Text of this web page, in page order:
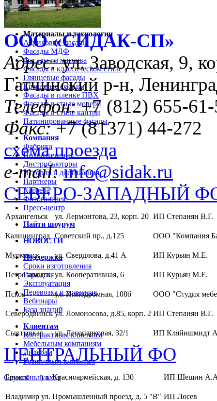
Гид по декорам
Материалы и технологии
Акриловые фасады
Фасады МДФ
Фасады из массива
Фасады в классическом стиле
Глянцевые фасады
Крашеные фасады
Фасады в пленке ПВХ
Фасады в стиле модерн
Фасады в стиле кантри
Патинированные фасады
Компания
Фабрика
Подразделения
Дистрибьюторы
История и достижения
Партнеры
Карьера
Фотогалерея
Пресс-центр
Найти шоурум
НОВОСТИ
Поддержка
Сроки изготовления
Гарантия
Эксплуатация
Перевозка и хранение
Вебинары
База знаний
Клиентам
Контрактным клиентам
Мебельным компаниям
Дилерам
Розничным клиентам
Служебный вход
ООО «CИДАК-СП»
Адрес:ул. Заводская, 9,
Гатчинский р-н,
Телефон:+7 (812) 655-
Факс:+7 (81371) 44-272
схема проезда
e-mail: info@sidak.ru
СЕВЕРО-ЗАПАДНЫЙ
Архангельск ул. Лермонтова, 23, корп. 20 ИП Степанян В.Г.
Калининград Советский пр., д.125 ООО "Компания
Мурманск ул. Свердлова, д.41 А ИП Курьян М.Е.
Петрозаводск ул. Кооперативная, 6 ИП Курьян М.Е.
Псков ул. Ипподромная, 108б ООО "Студия
Северодвинск ул. Ломоносова, д.85, корп. 2 ИП Степанян В.Г.
Сыктывкар ул. Лесопарковая, 32/1 ИП Кляйншмидт
ЦЕНТРАЛЬНЫЙ ФО
Брянск ул. Красноармейская, д. 130 ИП Шешин
Владимир ул. Промышленный проезд, д. 5 "В" ИП Лосев